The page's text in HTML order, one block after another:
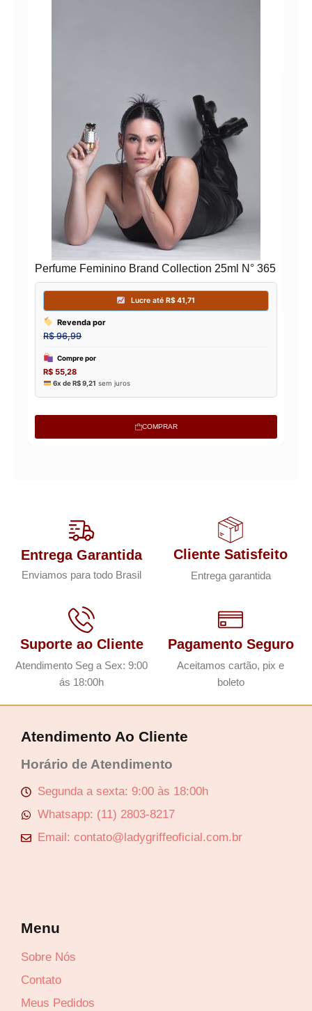
Perfume Feminino Brand Collection 25ml N° 365
COMPRAR
Entrega Garantida
Enviamos para todo Brasil
Cliente Satisfeito
Entrega garantida
Suporte ao Cliente
Atendimento Seg a Sex: 9:00
ás 18:00h
Pagamento Seguro
Aceitamos cartão, pix e
boleto
Atendimento Ao Cliente
Horário de Atendimento
Segunda a sexta: 9:00 às 18:00h
Whatsapp: (11) 2803-8217
Email: contato@ladygriffeoficial.com.br
Menu
Sobre Nós
Contato
Meus Pedidos